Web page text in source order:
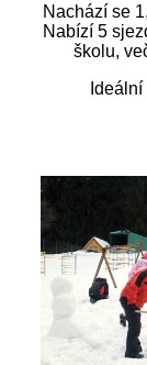
Nachází se
Nabízí 5
školu,